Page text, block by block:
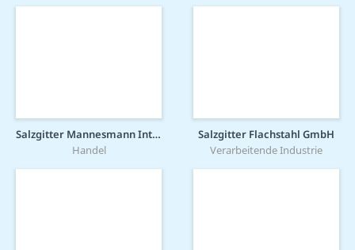
Salzgitter Mannesmann International GmbH
Handel
Salzgitter Flachstahl GmbH
Verarbeitende Industrie